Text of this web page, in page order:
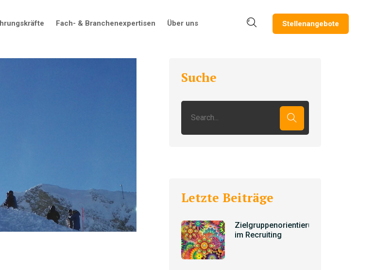
Fach- & Branchenexpertisen Über uns Stellenangebote
Suche
Letzte Beiträge
Zielgruppenorientierung
im Recruiting